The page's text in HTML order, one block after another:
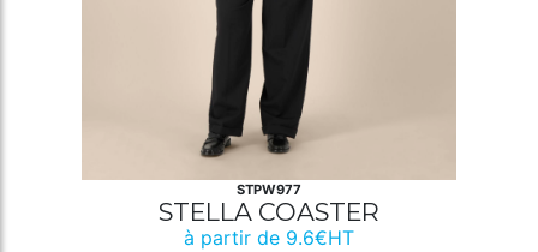
STPW977
STELLA COASTER
à partir de 9.6€HT